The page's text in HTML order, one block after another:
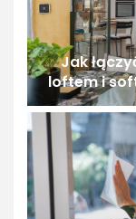
Jak
loftem i